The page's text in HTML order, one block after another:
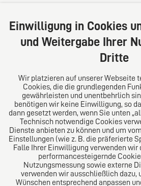
20354 Hamburg
Deutschland
Tel: +49 (0) 40 41352231
Über uns
Das Kanzlei-Vertrauensnetzwerk.
Welt. Für den erfolgreichen
Folgen Sie uns auf
Einwilligung in Cookies
und Weitergabe Ihrer
Dritte
Wir platzieren auf unserer Webseite
Cookies, die die grundlegenden
gewährleisten und unentbehrlich
benötigen wir keine Einwilligung, so
dann gesetzt werden, wenn Sie unten
Technisch notwendige Cookies
Dienste anbieten zu können und um
Einstellungen (wie z. B. die präferierte
Falle Ihrer Einwilligung verwenden wir
performancesteigernde
Nutzungsmessung sowie externe
verwenden wir ausschließlich dazu,
Wünschen entsprechend anpassen